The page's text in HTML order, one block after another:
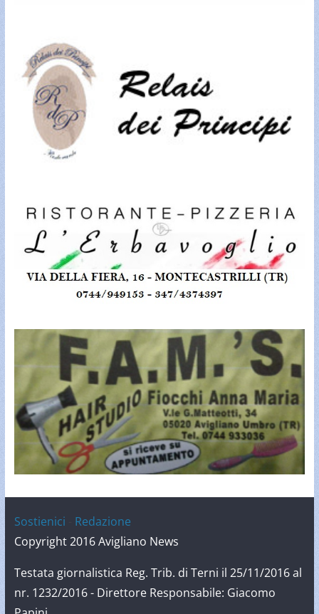
Sostienici
Redazione
Copyright 2016 Avigliano News
Testata giornalistica Reg. Trib. di Terni il 25/11/2016 al
nr. 1232/2016 - Direttore Responsabile: Giacomo